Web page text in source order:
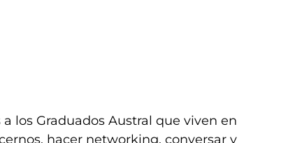
los Graduados Austral que viven en
hacer networking, conversar y